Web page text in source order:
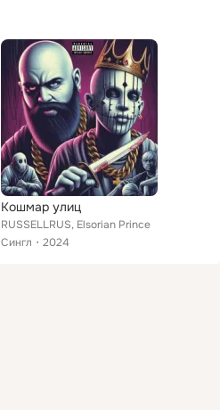
Кошмар улиц
RUSSELLRUS, Elsorian Prince
Сингл
2024